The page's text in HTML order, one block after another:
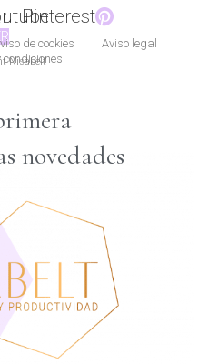
Pinterest
de cookies
Aviso legal
condiciones
Nisabelt
novedades